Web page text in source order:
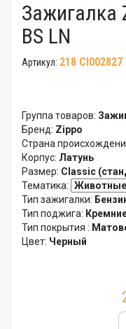
Зажигалка
BS LN
Артикул: 218 CI002827
Группа товаров:
Бренд: Zippo
Страна
Корпус: Латунь
Размер: Classic
Тематика:
Тип зажигалки:
Тип поджига:
Тип покрытия :
Цвет: Черный